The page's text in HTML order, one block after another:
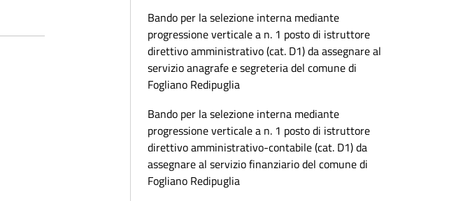
Bando per la selezione interna mediante
progressione verticale a n. 1 posto di istruttore
direttivo amministrativo (cat. D1) da assegnare al
servizio anagrafe e segreteria del comune di
Fogliano Redipuglia
Bando per la selezione interna mediante
progressione verticale a n. 1 posto di istruttore
direttivo amministrativo-contabile (cat. D1) da
assegnare al servizio finanziario del comune di
Fogliano Redipuglia